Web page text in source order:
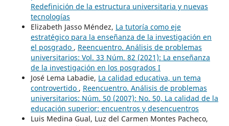
Redefinición de la estructura universitaria y nuevas
tecnologías
Elizabeth Jasso Méndez, La tutoría como eje
estratégico para la enseñanza de la investigación en
el posgrado , Reencuentro. Análisis de problemas
universitarios: Vol. 33 Núm. 82 (2021): La enseñanza
de la investigación en los posgrados I
José Lema Labadie, La calidad educativa, un tema
controvertido , Reencuentro. Análisis de problemas
universitarios: Núm. 50 (2007): No. 50, La calidad de la
educación superior: encuentros y desencuentros
Luis Medina Gual, Luz del Carmen Montes Pacheco,